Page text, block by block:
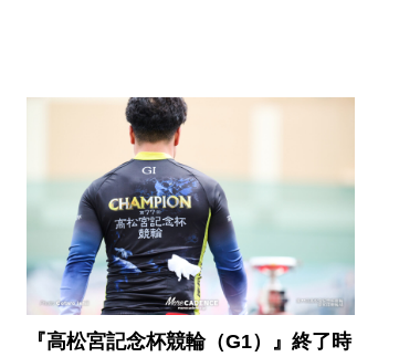
『高松宮記念杯競輪（G1）』終了時